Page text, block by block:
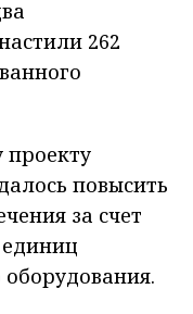
262
проекту
повысить
за счет